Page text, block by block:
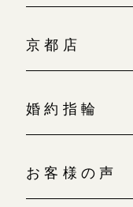
京都店
婚約指輪
お客様の声